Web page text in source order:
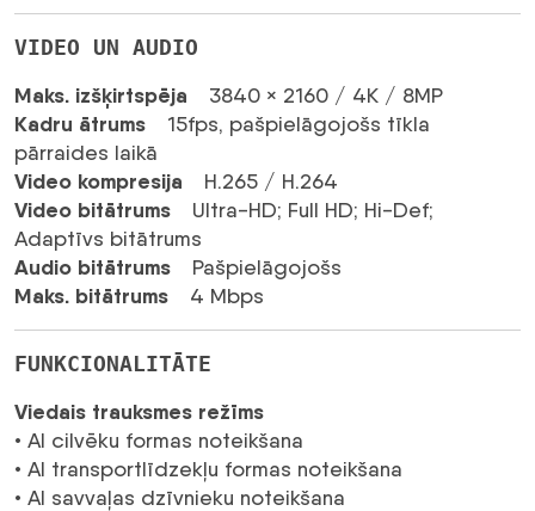
VIDEO UN AUDIO
Maks. izšķirtspēja 3840 × 2160 / 4K / 8MP
Kadru ātrums 15fps, pašpielāgojošs tīkla
pārraides laikā
Video kompresija H.265 / H.264
Video bitātrums Ultra-HD; Full HD; Hi-Def;
Adaptīvs bitātrums
Audio bitātrums Pašpielāgojošs
Maks. bitātrums 4 Mbps
FUNKCIONALITĀTE
Viedais trauksmes režīms
• AI cilvēku formas noteikšana
• AI transportlīdzekļu formas noteikšana
• AI savvaļas dzīvnieku noteikšana